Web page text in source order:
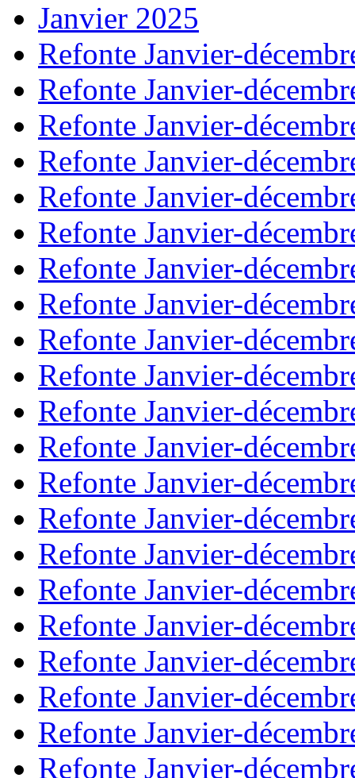
Janvier 2025
Refonte Janvier-
Refonte Janvier-
Refonte Janvier-
Refonte Janvier-
Refonte Janvier-
Refonte Janvier-
Refonte Janvier-
Refonte Janvier-
Refonte Janvier-
Refonte Janvier-
Refonte Janvier-
Refonte Janvier-
Refonte Janvier-
Refonte Janvier-
Refonte Janvier-
Refonte Janvier-
Refonte Janvier-
Refonte Janvier-
Refonte Janvier-
Refonte Janvier-
Refonte Janvier-